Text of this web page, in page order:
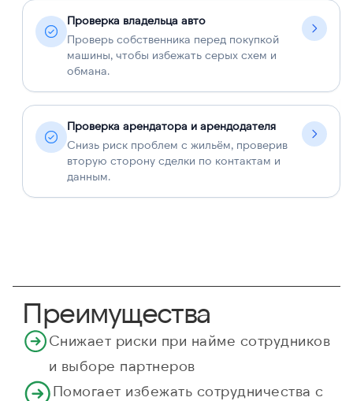
Проверка владельца авто
Проверь собственника перед покупкой
машины, чтобы избежать серых схем и
обмана.
Проверка арендатора и арендодателя
Снизь риск проблем с жильём, проверив
вторую сторону сделки по контактам и
данным.
Преимущества
Снижает риски при найме сотрудников
и выборе партнеров
Помогает избежать сотрудничества с